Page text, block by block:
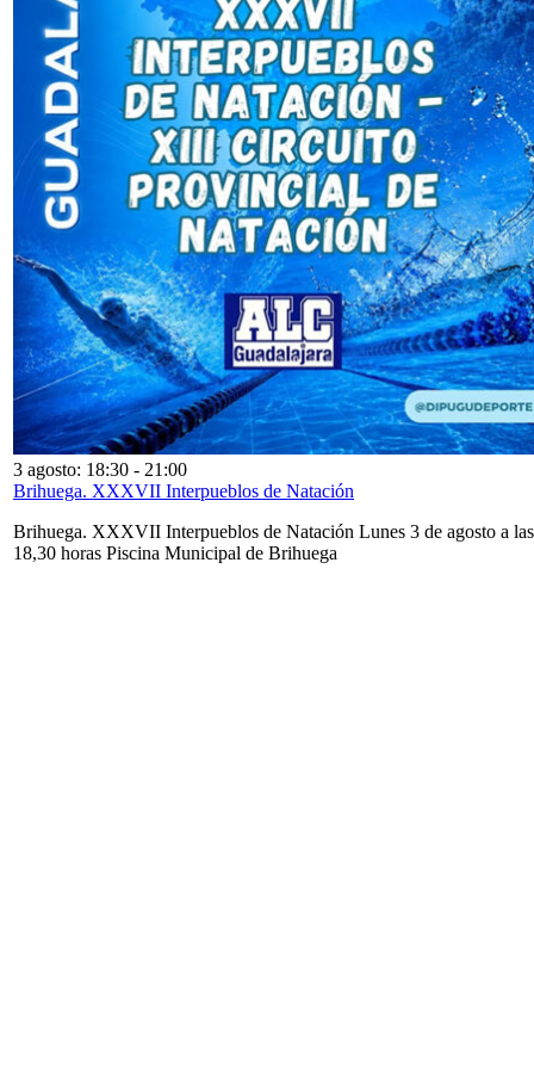
3 agosto: 18:30 - 21:00
Brihuega. XXXVII Interpueblos de Natación
Brihuega. XXXVII Interpueblos de Natación Lunes 3 de agosto a las
18,30 horas Piscina Municipal de Brihuega